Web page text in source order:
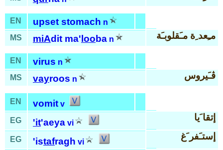
EN upset stomach n
MS
miAdit ma' looba n مـِعد ِة مـَقلوبـَة
EN virus n
MS
vayroos n ڤـَيروس
EN vomit v
EG
'it'aeya vi
إتقا َيا
EG 'istafragh vi
إستـَفر َغ